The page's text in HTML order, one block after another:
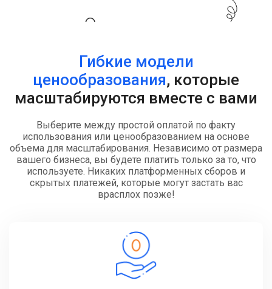
Гибкие модели
ценообразования, которые
масштабируются вместе с вами
Выберите между простой оплатой по факту
использования или ценообразованием на основе
объема для масштабирования. Независимо от размера
вашего бизнеса, вы будете платить только за то, что
используете. Никаких платформенных сборов и
скрытых платежей, которые могут застать вас
врасплох позже!